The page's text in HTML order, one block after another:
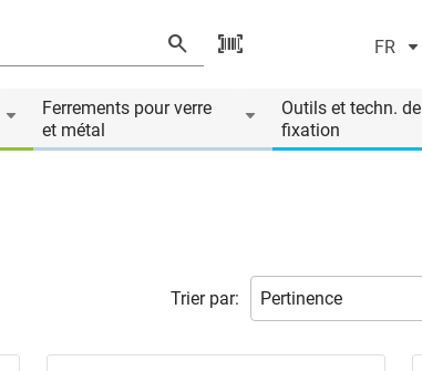
FR
Ferrements pour verre
et métal
Outils et techn. de
fixation
Trier par: